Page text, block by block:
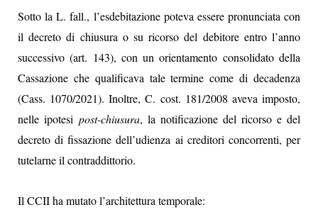
Sotto la L. fall., l’esdebitazione poteva essere pronunciata con
il decreto di chiusura o su ricorso del debitore entro l’anno
successivo (art. 143), con un orientamento consolidato della
Cassazione che qualificava tale termine come di decadenza
(Cass. 1070/2021). Inoltre, C. cost. 181/2008 aveva imposto,
nelle ipotesi post-chiusura, la notificazione del ricorso e del
decreto di fissazione dell’udienza ai creditori concorrenti, per
tutelarne il contraddittorio.
Il CCII ha mutato l’architettura temporale: